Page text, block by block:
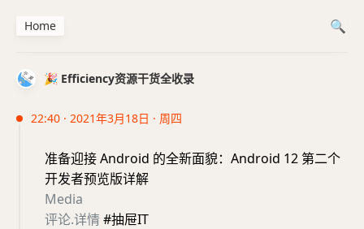
🎉 Efficiency资源干货全收录
22:40 · 2021年3月18日 · 周四
准备迎接 Android 的全新面貌：Android 12 第二个
开发者预览版详解
Media
评论.详情#抽屉IT
Home